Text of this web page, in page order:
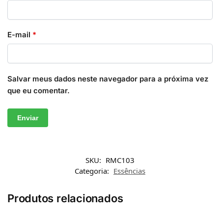
E-mail *
Salvar meus dados neste navegador para a próxima vez
que eu comentar.
SKU: RMC103
Categoria: Essências
Produtos relacionados